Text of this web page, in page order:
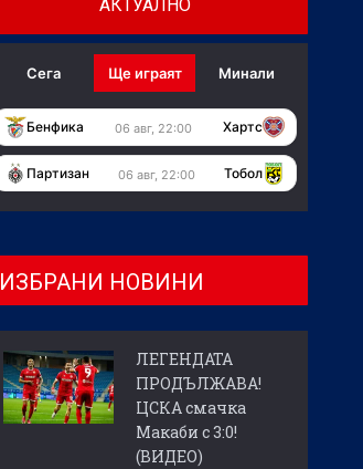
АКТУАЛНО
Сега Ще играят Минали
Бенфика 06 авг, 22:00 Хартс
Партизан 06 авг, 22:00 Тобол
ИЗБРАНИ НОВИНИ
ЛЕГЕНДАТА
ПРОДЪЛЖАВА!
ЦСКА смачка
Макаби с 3:0!
(ВИДЕО)